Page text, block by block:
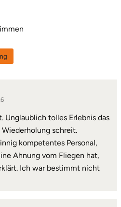
Unglaublich tolles Erlebnis das
schreit.
kompetentes Personal,
Ahnung vom Fliegen hat,
Ich war bestimmt nicht